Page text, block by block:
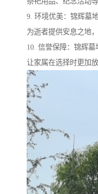
9. 环境优美：锦辉墓
为逝者提供安息之地
10. 信誉保障：锦辉墓
让家属在选择时更加放